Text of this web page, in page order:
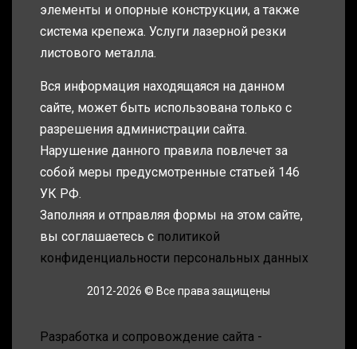
элементы и опорные конструкции, а также
система крепежа. Услуги лазерной резки
листового металла.
Вся информация находящаяся на данном
сайте, может быть использована только с
разрешения администрации сайта.
Нарушение данного правила повлечет за
собой меры предусмотренные статьей 146
УК РФ.
Заполняя и отправляя формы на этом сайте,
вы соглашаетесь с политикой
конфиденциальности персональных данных
2012-2026 © Все права защищены
Разработка и сопровождение сайта -